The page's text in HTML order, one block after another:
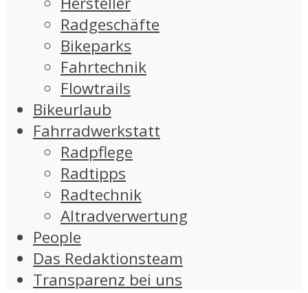
Radgeschäfte
Bikeparks
Fahrtechnik
Flowtrails
Bikeurlaub
Fahrradwerkstatt
Radpflege
Radtipps
Radtechnik
Altradverwertung
People
Das Redaktionsteam
Transparenz bei uns